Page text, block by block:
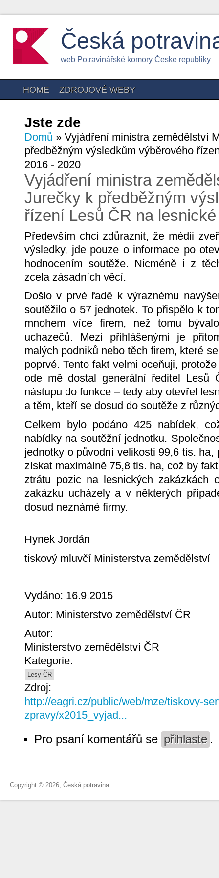
Česká
web Potravinářské komory České republiky
HOME ZDROJOVÉ WEBY
Jste zde
Domů » Vyjádření ministra zemědělství
předběžným výsledkům výběrového
2016 - 2020
Vyjádření ministra
Jurečky k předběžným
řízení Lesů ČR na
Především chci zdůraznit, že médii
výsledky, jde pouze o informace po
hodnocením soutěže. Nicméně i z
zcela zásadních věcí.
Došlo v prvé řadě k výraznému
soutěžilo o 57 jednotek. To přispělo k
mnohem více firem, než tomu
uchazečů. Mezi přihlášenými je
malých podniků nebo těch firem, které
poprvé. Tento fakt velmi oceňuji,
ode mě dostal generální ředitel Lesů
nástupu do funkce – tedy aby otevřel
a těm, kteří se dosud do soutěže z
Celkem bylo podáno 425 nabídek,
nabídky na soutěžní jednotku.
jednotky o původní velikosti 99,6 tis. ha,
získat maximálně 75,8 tis. ha, což by
ztrátu pozic na lesnických
zakázku ucházely a v některých
dosud neznámé firmy.
Hynek Jordán
tiskový mluvčí Ministerstva zemědělství
Vydáno: 16.9.2015
Autor: Ministerstvo zemědělství ČR
Autor:
Ministerstvo zemědělství ČR
Kategorie:
Lesy ČR
Zdroj:
http://eagri.cz/public/web/mze/tiskovy-
zpravy/x2015_vyjad...
Pro psaní komentářů se přihlaste .
Copyright © 2026, Česká potravina.